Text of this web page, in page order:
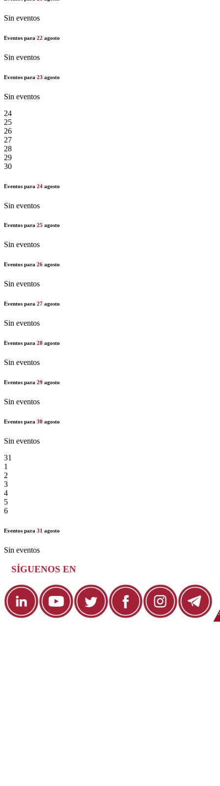
Sin eventos
Eventos para 22 agosto
Sin eventos
Eventos para 23 agosto
Sin eventos
24
25
26
27
28
29
30
Eventos para 24 agosto
Sin eventos
Eventos para 25 agosto
Sin eventos
Eventos para 26 agosto
Sin eventos
Eventos para 27 agosto
Sin eventos
Eventos para 28 agosto
Sin eventos
Eventos para 29 agosto
Sin eventos
Eventos para 30 agosto
Sin eventos
31
1
2
3
4
5
6
Eventos para 31 agosto
Sin eventos
SÍGUENOS EN